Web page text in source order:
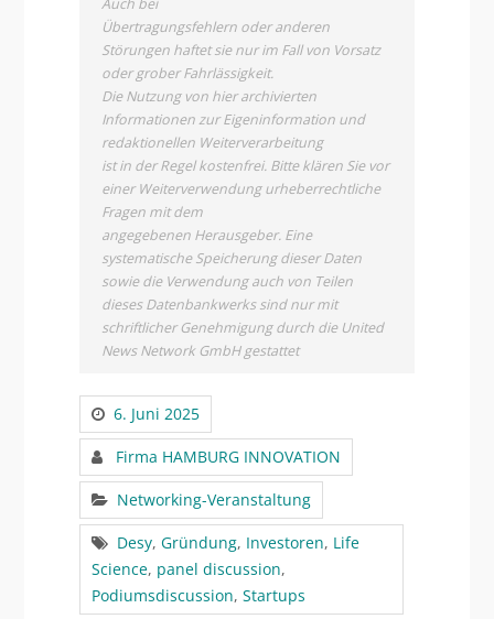
Übertragungsfehlern oder anderen
Störungen haftet sie nur im Fall von Vorsatz
oder grober Fahrlässigkeit.
Die Nutzung von hier archivierten
Informationen zur Eigeninformation und
redaktionellen Weiterverarbeitung
ist in der Regel kostenfrei. Bitte klären Sie vor
einer Weiterverwendung urheberrechtliche
Fragen mit dem
angegebenen Herausgeber. Eine
systematische Speicherung dieser Daten
sowie die Verwendung auch von Teilen
dieses Datenbankwerks sind nur mit
schriftlicher Genehmigung durch die United
News Network GmbH gestattet
6. Juni 2025
Firma HAMBURG INNOVATION
Networking-Veranstaltung
Desy, Gründung, Investoren, Life
Science, panel discussion,
Podiumsdiscussion, Startups